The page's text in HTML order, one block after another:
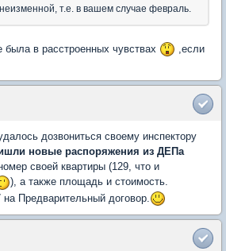
т.е. в вашем случае февраль.
была в расстроенных чувствах
,если
дозвониться своему инспектору
новые распоряжения из ДЕПа
своей квартиры (129, что и
), а также площадь и стоимость.
Предварительный договор.